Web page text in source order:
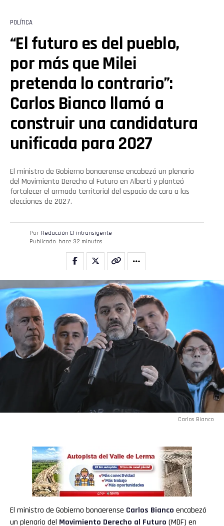
POLÍTICA
“El futuro es del pueblo,
por más que Milei
pretenda lo contrario”:
Carlos Bianco llamó a
construir una candidatura
unificada para 2027
El ministro de Gobierno bonaerense encabezó un plenario
del Movimiento Derecho al Futuro en Alberti y planteó
fortalecer el armado territorial del espacio de cara a las
elecciones de 2027.
Por Redacción El intransigente
Publicado hace 32 minutos
Carlos Bianco
El ministro de Gobierno bonaerense Carlos Bianco encabezó
un plenario del Movimiento Derecho al Futuro (MDF) en